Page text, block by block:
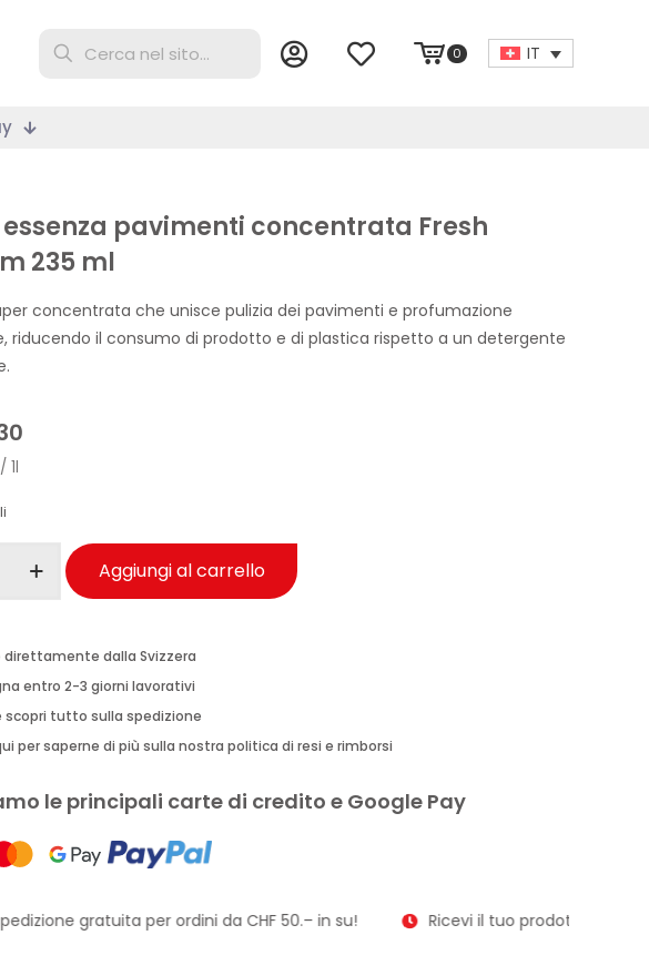
0 IT
essenza pavimenti concentrata Fresh
235 ml
concentrata che unisce pulizia dei pavimenti e profumazione
riducendo il consumo di prodotto e di plastica rispetto a un detergente
/ 1l
Aggiungi al carrello
direttamente dalla Svizzera
entro 2-3 giorni lavorativi
scopri tutto sulla spedizione
per saperne di più sulla nostra politica di resi e rimborsi
le principali carte di credito e Google Pay
gratuita per ordini da CHF 50.– in su! Ricevi il tuo prodotto in soli